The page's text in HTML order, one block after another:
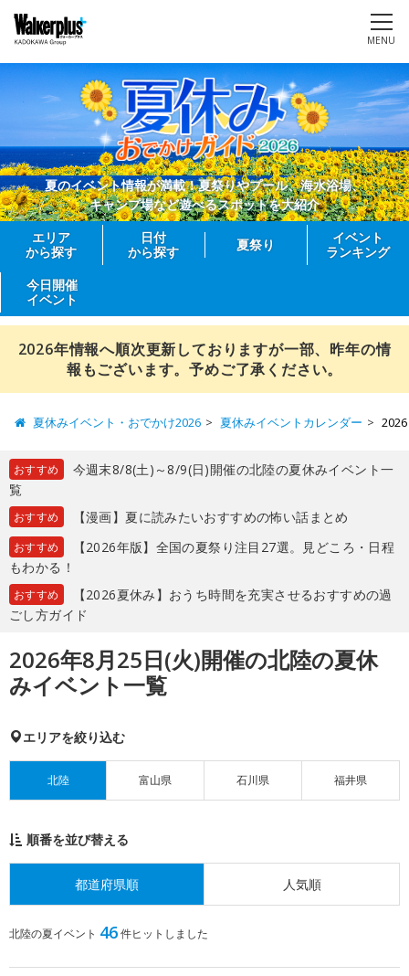
MENU
夏のイベント情報が満載！夏祭りやプール、海水浴場、
キャンプ場など遊べるスポットを大紹介
エリア
から探す
日付
から探す
夏祭り
イベント
ランキング
今日開催
イベント
2026年情報へ順次更新しておりますが一部、昨年の情
報もございます。予めご了承ください。
夏休みイベント・おでかけ2026 夏休みイベントカレンダー
おすすめ
今週末8/8(土)～8/9(日)開催の北陸の夏休みイベント一
覧
おすすめ 【漫画】夏に読みたいおすすめの怖い話まとめ
おすすめ
【2026年版】全国の夏祭り注目27選。見どころ・日程
もわかる！
おすすめ
【2026夏休み】おうち時間を充実させるおすすめの過
ごし方ガイド
2026年8月25日(火)開催の北陸の夏休
みイベント一覧
エリアを絞り込む
北陸 富山県 石川県 福井県
順番を並び替える
都道府県順 人気順
北陸の夏イベント 46件ヒットしました